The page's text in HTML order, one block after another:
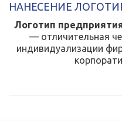
НАНЕСЕНИЕ
Логотип
— отличительная
индивидуализации